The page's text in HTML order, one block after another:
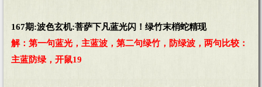
167期:波色玄机:菩萨下凡蓝光闪！绿竹末梢蛇精现
解：第一句蓝光，主蓝波，第二句绿竹，防绿波，两句比较：
主蓝防绿，开鼠19